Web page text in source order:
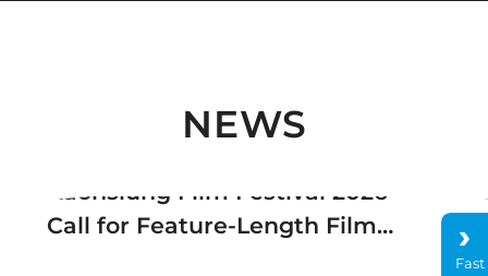
NEWS
Kaohsiung Film Festival 2026
Call for Feature-Length Films
Fast